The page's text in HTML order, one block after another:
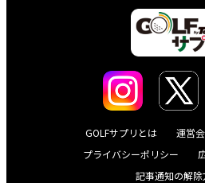
GOLFサプリとは 運営
プライバシーポリシー
記事通知の解除